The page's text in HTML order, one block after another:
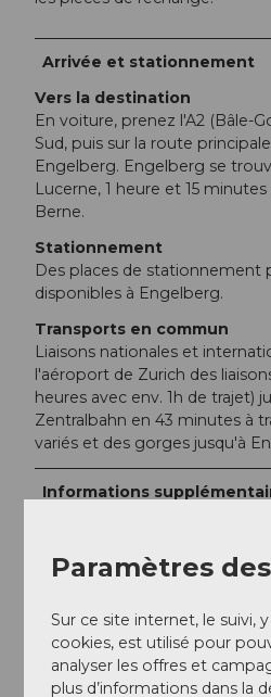
Arrivée et stationnement
Vers la destination
En voiture, prenez l'A2 (Bâle-
Sud, puis sur la route
Engelberg. Engelberg se
Lucerne, 1 heure et 15
Berne.
Stationnement
Des places de stationnement
disponibles à Engelberg.
Transports en commun
Liaisons nationales et
l'aéroport de Zurich des
heures avec env. 1h de trajet)
Zentralbahn en 43 minutes à
variés et des gorges jusqu'à
Informations
Magasins de VTT
Hôtels VTT
Entreprises accueillantes
Transport de VTT
Paramètres
Sur ce site internet, le suivi,
cookies, est utilisé pour
analyser les offres et
plus d’informations dans la